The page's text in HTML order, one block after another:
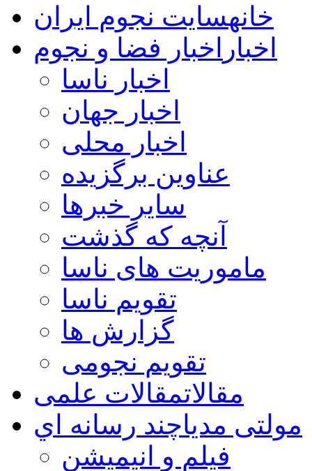
خانهسایت نجوم ایران
اخبار اخبار فضا و نجوم
اخبار ناسا
اخبار جهان
اخبار محلی
عناوین برگزیده
سایر خبرها
آنچه که گذشت
ماموریت های ناسا
تقویم ناسا
گزارش ها
تقویم نجومی
مقالاتمقالات علمی
مولتی مدیاچند رسانه اي
فیلم و انیمیشن